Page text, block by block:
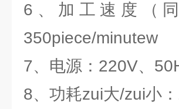
6、加工速度（
350piece/minutew
7、电源：220V、
8、功耗zui大/zui小